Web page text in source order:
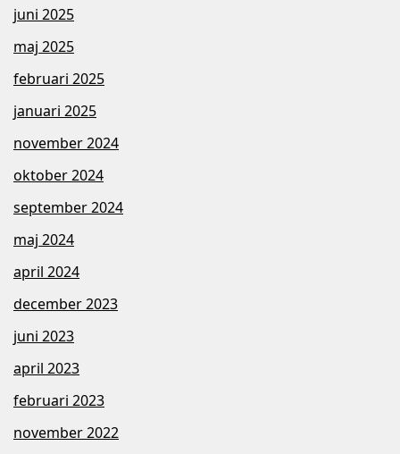
juni 2025
maj 2025
februari 2025
januari 2025
november 2024
oktober 2024
september 2024
maj 2024
april 2024
december 2023
juni 2023
april 2023
februari 2023
november 2022